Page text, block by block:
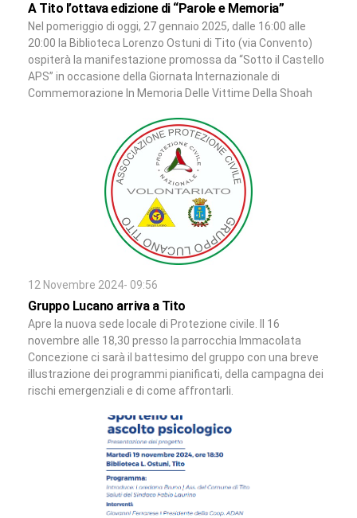
A Tito l’ottava edizione di “Parole e Memoria”
Nel pomeriggio di oggi, 27 gennaio 2025, dalle 16:00 alle
20:00 la Biblioteca Lorenzo Ostuni di Tito (via Convento)
ospiterà la manifestazione promossa da “Sotto il Castello
APS” in occasione della Giornata Internazionale di
Commemorazione In Memoria Delle Vittime Della Shoah
12 Novembre 2024- 09:56
Gruppo Lucano arriva a Tito
Apre la nuova sede locale di Protezione civile. Il 16
novembre alle 18,30 presso la parrocchia Immacolata
Concezione ci sarà il battesimo del gruppo con una breve
illustrazione dei programmi pianificati, della campagna dei
rischi emergenziali e di come affrontarli.